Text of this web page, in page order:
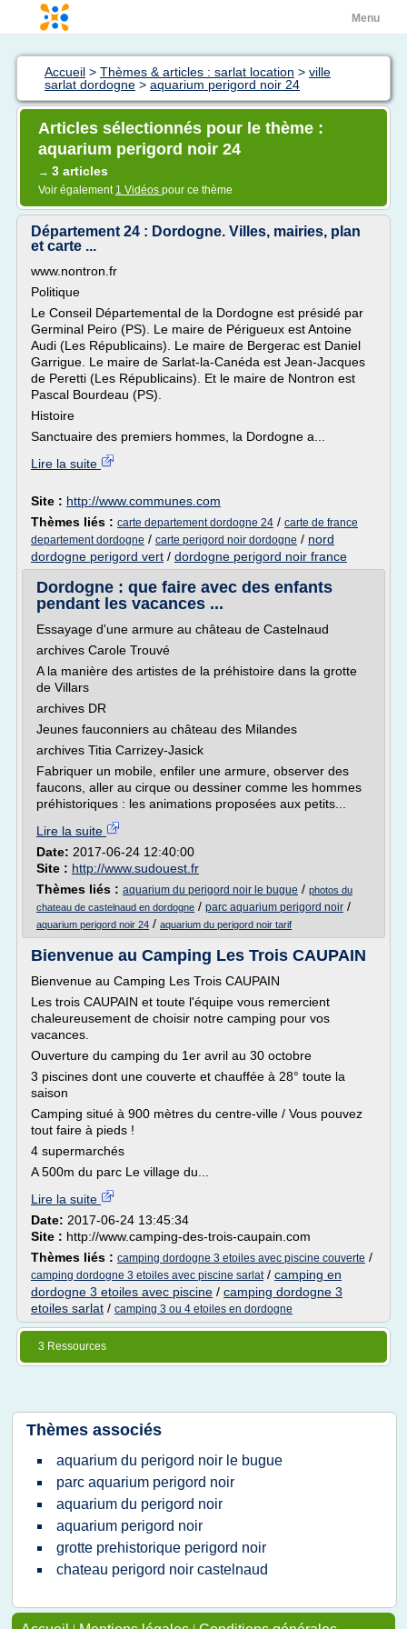
Menu
Accueil > Thèmes & articles : sarlat location > ville
sarlat dordogne > aquarium perigord noir 24
Articles sélectionnés pour le thème :
aquarium perigord noir 24
→ 3 articles
Voir également 1 Vidéos pour ce thème
Département 24 : Dordogne. Villes, mairies, plan
et carte ...
www.nontron.fr
Politique
Le Conseil Départemental de la Dordogne est présidé par
Germinal Peiro (PS). Le maire de Périgueux est Antoine
Audi (Les Républicains). Le maire de Bergerac est Daniel
Garrigue. Le maire de Sarlat-la-Canéda est Jean-Jacques
de Peretti (Les Républicains). Et le maire de Nontron est
Pascal Bourdeau (PS).
Histoire
Sanctuaire des premiers hommes, la Dordogne a...
Lire la suite
Site : http://www.communes.com
Thèmes liés : carte departement dordogne 24 / carte de france
departement dordogne / carte perigord noir dordogne / nord
dordogne perigord vert / dordogne perigord noir france
Dordogne : que faire avec des enfants
pendant les vacances ...
Essayage d'une armure au château de Castelnaud
archives Carole Trouvé
A la manière des artistes de la préhistoire dans la grotte
de Villars
archives DR
Jeunes fauconniers au château des Milandes
archives Titia Carrizey-Jasick
Fabriquer un mobile, enfiler une armure, observer des
faucons, aller au cirque ou dessiner comme les hommes
préhistoriques : les animations proposées aux petits...
Lire la suite
Date: 2017-06-24 12:40:00
Site : http://www.sudouest.fr
Thèmes liés : aquarium du perigord noir le bugue / photos du
chateau de castelnaud en dordogne / parc aquarium perigord noir /
aquarium perigord noir 24 / aquarium du perigord noir tarif
Bienvenue au Camping Les Trois CAUPAIN
Bienvenue au Camping Les Trois CAUPAIN
Les trois CAUPAIN et toute l'équipe vous remercient
chaleureusement de choisir notre camping pour vos
vacances.
Ouverture du camping du 1er avril au 30 octobre
3 piscines dont une couverte et chauffée à 28° toute la
saison
Camping situé à 900 mètres du centre-ville / Vous pouvez
tout faire à pieds !
4 supermarchés
A 500m du parc Le village du...
Lire la suite
Date: 2017-06-24 13:45:34
Site : http://www.camping-des-trois-caupain.com
Thèmes liés : camping dordogne 3 etoiles avec piscine couverte /
camping dordogne 3 etoiles avec piscine sarlat/ camping en
dordogne 3 etoiles avec piscine / camping dordogne 3
etoiles sarlat / camping 3 ou 4 etoiles en dordogne
3 Ressources
Thèmes associés
aquarium du perigord noir le bugue
parc aquarium perigord noir
aquarium du perigord noir
aquarium perigord noir
grotte prehistorique perigord noir
chateau perigord noir castelnaud